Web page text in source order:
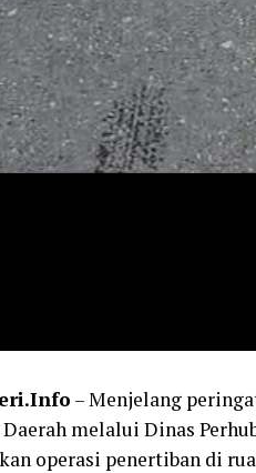
– Menjelang
melalui Dinas
operasi penertiban di